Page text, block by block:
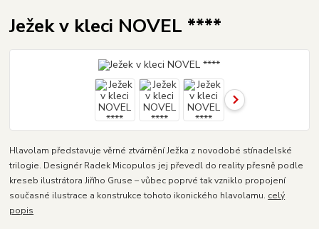
Ježek v kleci NOVEL ****
Hlavolam představuje věrné ztvárnění Ježka z novodobé stínadelské
trilogie. Designér Radek Micopulos jej převedl do reality přesně podle
kreseb ilustrátora Jiřího Gruse – vůbec poprvé tak vzniklo propojení
současné ilustrace a konstrukce tohoto ikonického hlavolamu. celý
popis